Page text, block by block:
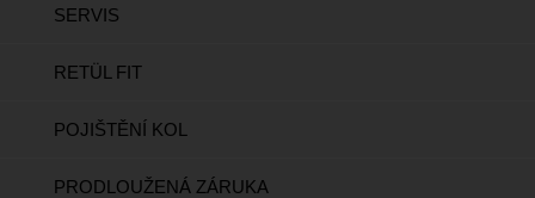
SERVIS
RETÜL FIT
POJIŠTĚNÍ KOL
PRODLOUŽENÁ ZÁRUKA